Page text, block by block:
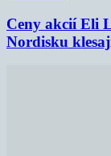
Ceny akcií Eli
Nordisku